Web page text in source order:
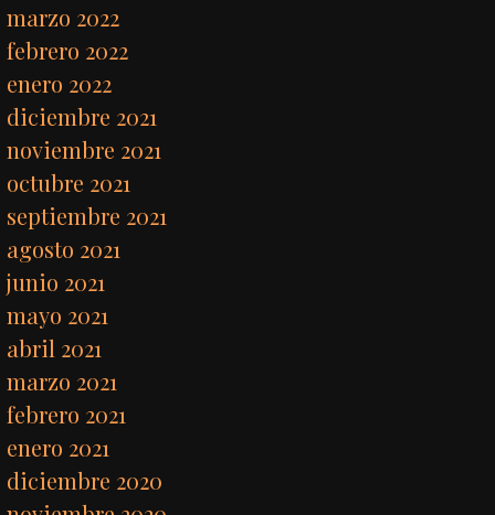
marzo 2022
febrero 2022
enero 2022
diciembre 2021
noviembre 2021
octubre 2021
septiembre 2021
agosto 2021
junio 2021
mayo 2021
abril 2021
marzo 2021
febrero 2021
enero 2021
diciembre 2020